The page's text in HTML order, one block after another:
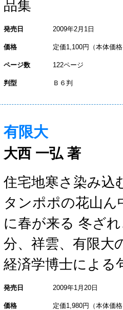
品集
発売日 2009年2月1日
価格 定価1,100円（本体価
ページ数 122ページ
判型 Ｂ６判
有限大
大西 一弘 著
住宅地寒さ染み込
タンポポの花山ん
に春が来る 冬ざ
分、祥雲、有限大
経済学博士による
発売日 2009年1月20日
価格 定価1,980円（本体価